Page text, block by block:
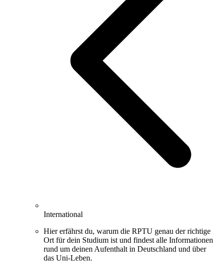
International
Hier erfährst du, warum die RPTU genau der richtige
Ort für dein Studium ist und findest alle Informationen
rund um deinen Aufenthalt in Deutschland und über
das Uni-Leben.